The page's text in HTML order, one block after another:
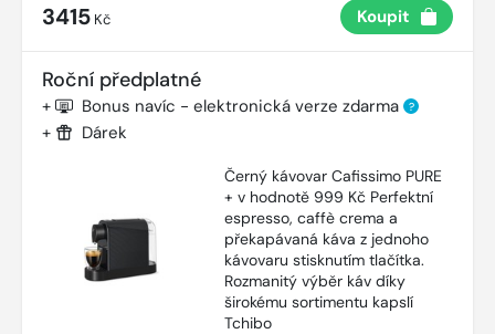
3415 Kč Koupit
Roční předplatné
+ Bonus navíc - elektronická verze zdarma ?
+ Dárek
Černý kávovar Cafissimo PURE
+ v hodnotě 999 Kč Perfektní
espresso, caffè crema a
překapávaná káva z jednoho
kávovaru stisknutím tlačítka.
Rozmanitý výběr káv díky
širokému sortimentu kapslí
Tchibo